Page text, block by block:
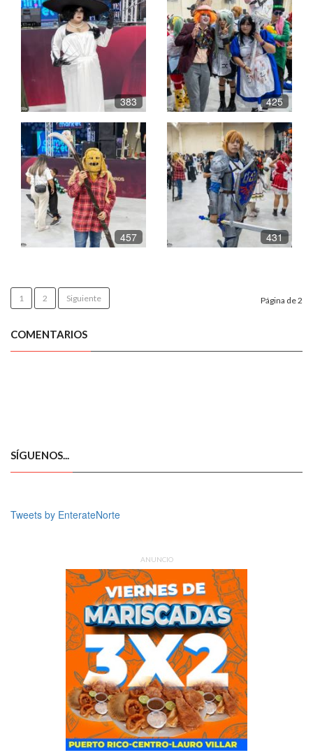
383 425
457 431
1 2 Siguiente Página de 2
COMENTARIOS
SÍGUENOS...
Tweets by EnterateNorte
ANUNCIO